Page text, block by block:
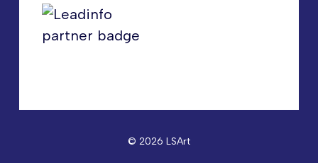
© 2026 LSArt